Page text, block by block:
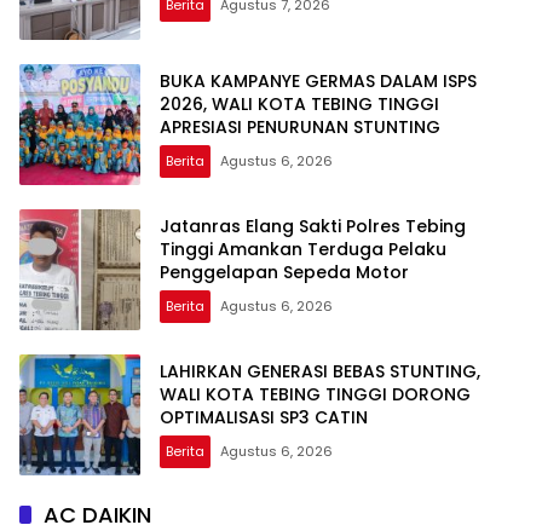
Berita Agustus 7, 2026
BUKA KAMPANYE GERMAS DALAM ISPS
2026, WALI KOTA TEBING TINGGI
APRESIASI PENURUNAN STUNTING
Berita Agustus 6, 2026
Jatanras Elang Sakti Polres Tebing
Tinggi Amankan Terduga Pelaku
Penggelapan Sepeda Motor
Berita Agustus 6, 2026
LAHIRKAN GENERASI BEBAS STUNTING,
WALI KOTA TEBING TINGGI DORONG
OPTIMALISASI SP3 CATIN
Berita Agustus 6, 2026
AC DAIKIN